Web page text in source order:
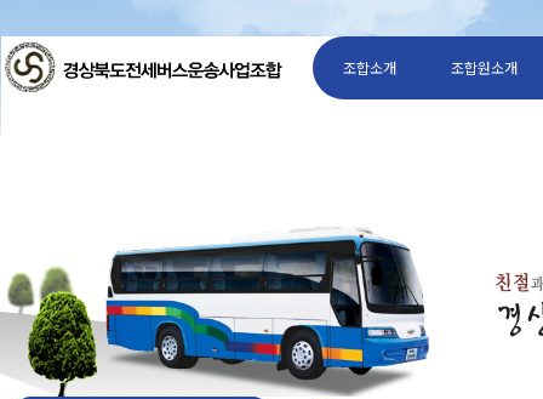
조합소개 조합원소개